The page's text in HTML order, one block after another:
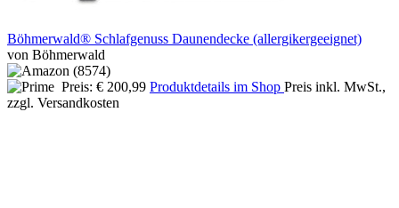
Böhmerwald® Schlafgenuss Daunendecke (allergikergeeignet)
von Böhmerwald
Preis: € 200,99 Produktdetails im Shop Preis inkl. MwSt.,
zzgl. Versandkosten